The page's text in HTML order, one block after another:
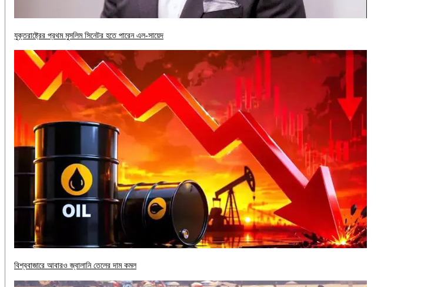
যুক্তরাষ্ট্রের প্রথম মুসলিম সিনেটর হতে পারেন এল-সায়েদ
বিশ্ববাজারে আবারও জ্বালানি তেলের দাম কমল